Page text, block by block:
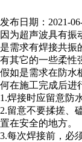
发布日期：2021-
因为超声波具有振
是需求有焊接共振
有其它的一些柔性
假如是需求在防水
何在施工完成后进
1.焊接时应留意防
2.留意不要揉搓、
置在安全的地方。
3.每次焊接前，必